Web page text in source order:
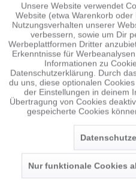
Bewertungen lesen, schreiben
ÄHNLICHE ARTIKEL
Diese Artikel sind dem Produkt
Persönliche Empfehlungen
Funktionale
Tracking
Personalisierung
Service
Unsere Website verwendet
Website (etwa Warenkorb
Nutzungsverhalten unserer
verbessern, sowie um Dir
Werbeplattformen Dritter
Erkenntnisse für
Informationen zu
Datenschutzerklärung. Durch
du uns, diese optionalen
der Einstellungen in deinem
Übertragung von Cookies
gespeicherte Cookies
Nur funktionale Cookies